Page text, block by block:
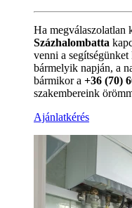
Ha megválaszolatlan
Százhalombatta
venni a
bármelyik napján, a
bármikor a +36 (70)
szakembereink
Ajánlatkérés